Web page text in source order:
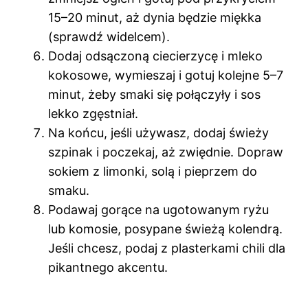
15–20 minut, aż dynia będzie miękka
(sprawdź widelcem).
Dodaj odsączoną ciecierzycę i mleko
kokosowe, wymieszaj i gotuj kolejne 5–7
minut, żeby smaki się połączyły i sos
lekko zgęstniał.
Na końcu, jeśli używasz, dodaj świeży
szpinak i poczekaj, aż zwiędnie. Dopraw
sokiem z limonki, solą i pieprzem do
smaku.
Podawaj gorące na ugotowanym ryżu
lub komosie, posypane świeżą kolendrą.
Jeśli chcesz, podaj z plasterkami chili dla
pikantnego akcentu.